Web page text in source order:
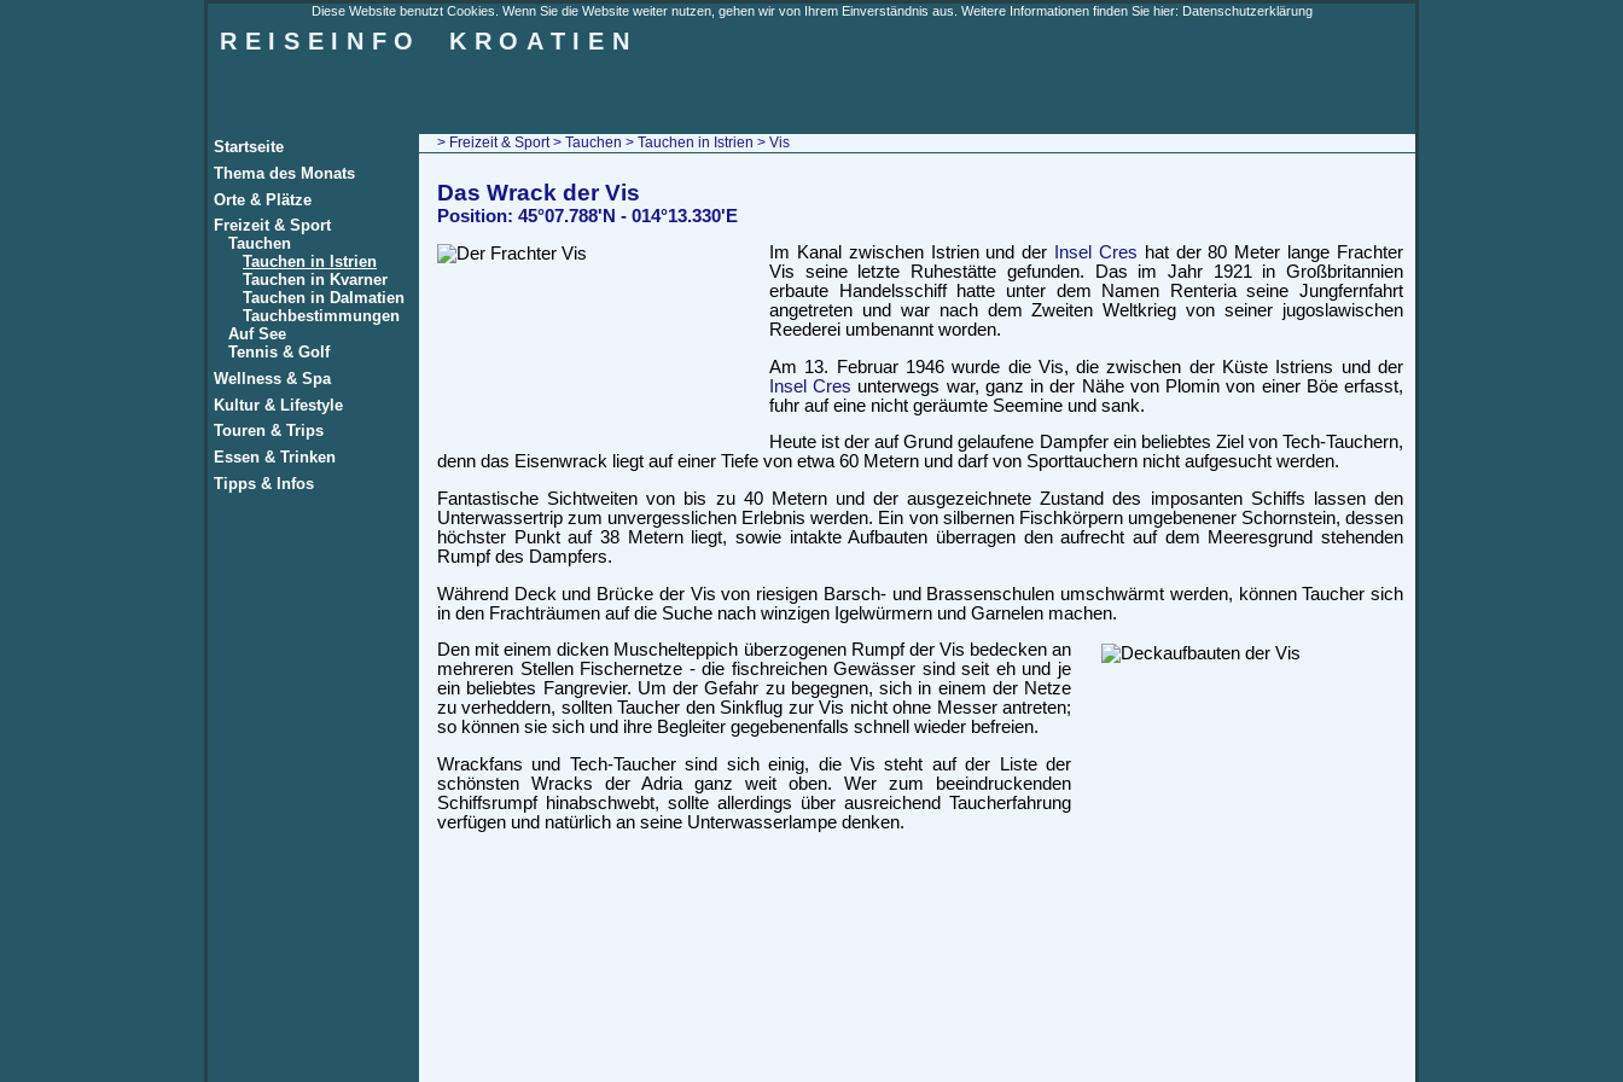
Diese Website benutzt Cookies. Wenn Sie die Website weiter nutzen, gehen wir von Ihrem Einverständnis aus. Weitere Informationen finden Sie hier: Datenschutzerklärung
REISEINFO KROATIEN
Startseite
Thema des Monats
Orte & Plätze
Freizeit & Sport
Tauchen
Tauchen in Istrien
Tauchen in Kvarner
Tauchen in Dalmatien
Tauchbestimmungen
Auf See
Tennis & Golf
Wellness & Spa
Kultur & Lifestyle
Touren & Trips
Essen & Trinken
Tipps & Infos
> Freizeit & Sport> Tauchen > Tauchen in Istrien > Vis
Das Wrack der Vis
Position: 45°07.788'N - 014°13.330'E
Im Kanal zwischen Istrien und der
Insel Cres hat der 80 Meter lange Frachter
Vis seine letzte Ruhestätte gefunden. Das im Jahr 1921 in Großbritannien
erbaute Handelsschiff hatte unter dem Namen Renteria seine Jungfernfahrt
angetreten und war nach dem Zweiten Weltkrieg von seiner jugoslawischen
Reederei umbenannt worden.
Am 13. Februar 1946 wurde die Vis, die zwischen der Küste Istriens und der
Insel Cres unterwegs war, ganz in der Nähe von Plomin von einer Böe erfasst,
fuhr auf eine nicht geräumte Seemine und sank.
Heute ist der auf Grund gelaufene Dampfer ein beliebtes Ziel von Tech-Tauchern,
denn das Eisenwrack liegt auf einer Tiefe von etwa 60 Metern und darf von Sporttauchern nicht aufgesucht werden.
Fantastische Sichtweiten von bis zu 40 Metern und der ausgezeichnete Zustand des imposanten Schiffs lassen den
Unterwassertrip zum unvergesslichen Erlebnis werden. Ein von silbernen Fischkörpern umgebenener Schornstein, dessen
höchster Punkt auf 38 Metern liegt, sowie intakte Aufbauten überragen den aufrecht auf dem Meeresgrund stehenden
Rumpf des Dampfers.
Während Deck und Brücke der Vis von riesigen Barsch- und Brassenschulen umschwärmt werden, können Taucher sich
in den Frachträumen auf die Suche nach winzigen Igelwürmern und Garnelen machen.
Den mit einem dicken Muschelteppich überzogenen Rumpf der Vis bedecken an
mehreren Stellen Fischernetze - die fischreichen Gewässer sind seit eh und je
ein beliebtes Fangrevier. Um der Gefahr zu begegnen, sich in einem der Netze
zu verheddern, sollten Taucher den Sinkflug zur Vis nicht ohne Messer antreten;
so können sie sich und ihre Begleiter gegebenenfalls schnell wieder befreien.
Wrackfans und Tech-Taucher sind sich einig, die Vis steht auf der Liste der
schönsten Wracks der Adria ganz weit oben. Wer zum beeindruckenden
Schiffsrumpf hinabschwebt, sollte allerdings über ausreichend Taucherfahrung
verfügen und natürlich an seine Unterwasserlampe denken.